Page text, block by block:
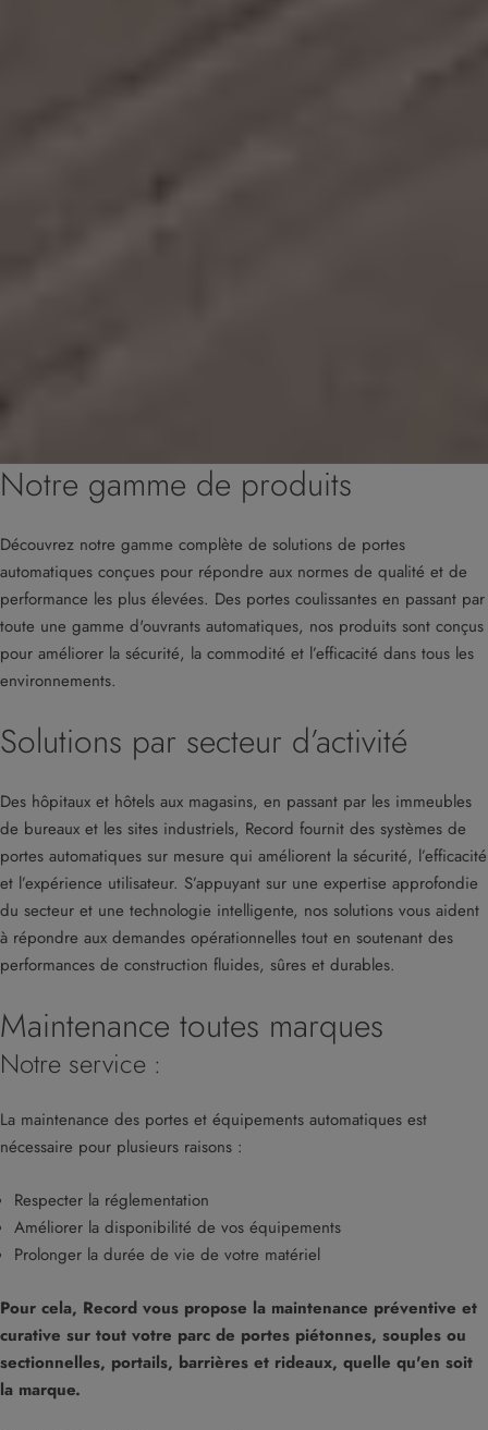
Notre gamme de produits
Découvrez notre gamme complète de solutions de portes
automatiques conçues pour répondre aux normes de qualité et de
performance les plus élevées. Des portes coulissantes en passant par
toute une gamme d'ouvrants automatiques, nos produits sont conçus
pour améliorer la sécurité, la commodité et l’efficacité dans tous les
environnements.
Solutions par secteur d’activité
Des hôpitaux et hôtels aux magasins, en passant par les immeubles
de bureaux et les sites industriels, Record fournit des systèmes de
portes automatiques sur mesure qui améliorent la sécurité, l’efficacité
et l’expérience utilisateur. S’appuyant sur une expertise approfondie
du secteur et une technologie intelligente, nos solutions vous aident
à répondre aux demandes opérationnelles tout en soutenant des
performances de construction fluides, sûres et durables.
Maintenance toutes marques
Notre service :
La maintenance des portes et équipements automatiques est
nécessaire pour plusieurs raisons :
Respecter la réglementation
Améliorer la disponibilité de vos équipements
Prolonger la durée de vie de votre matériel
Pour cela, Record vous propose la maintenance préventive et
curative sur tout votre parc de portes piétonnes, souples ou
sectionnelles, portails, barrières et rideaux, quelle qu'en soit
la marque.